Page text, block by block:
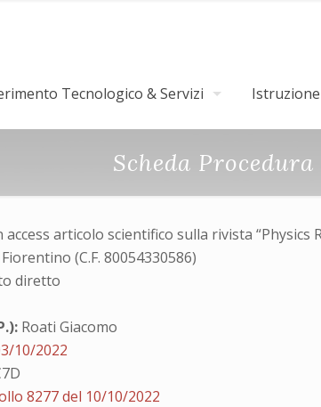
Tecnologico & Servizi
Scheda
articolo scientifico sulla rivista “Physics
(C.F. 80054330586)
diretto
Roati Giacomo
10/2022
8277 del 10/10/2022